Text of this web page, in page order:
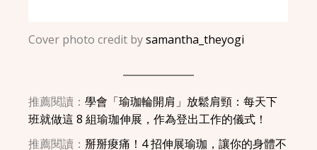
Cover photo credit bysamantha_theyogi
推薦閱讀：學會「瑜珈輪開肩」放鬆肩頸：每天下
班就做這 8 組瑜珈伸展，作為登出工作的儀式！
推薦閱讀： 掰掰痠痛！4 招伸展瑜珈，讓你的身體不